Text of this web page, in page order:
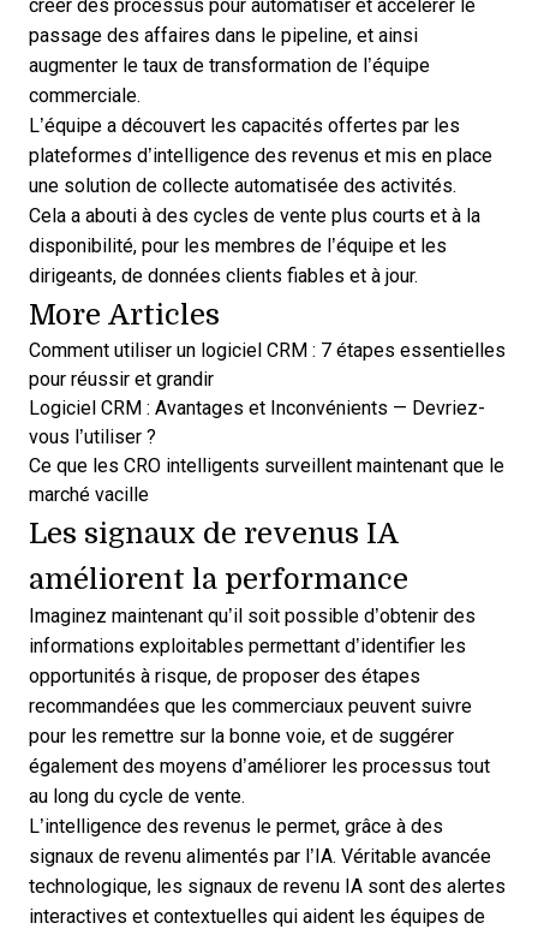
créer des processus pour automatiser et accélérer le
passage des affaires dans le pipeline, et ainsi
augmenter le taux de transformation de l’équipe
commerciale.
L’équipe a découvert les capacités offertes par les
plateformes d’intelligence des revenus et mis en place
une solution de collecte automatisée des activités.
Cela a abouti à des cycles de vente plus courts et à la
disponibilité, pour les membres de l’équipe et les
dirigeants, de données clients fiables et à jour.
More Articles
Comment utiliser un logiciel CRM : 7 étapes essentielles
pour réussir et grandir
Logiciel CRM : Avantages et Inconvénients — Devriez-
vous l’utiliser ?
Ce que les CRO intelligents surveillent maintenant que le
marché vacille
Les signaux de revenus IA
améliorent la performance
Imaginez maintenant qu’il soit possible d’obtenir des
informations exploitables permettant d’identifier les
opportunités à risque, de proposer des étapes
recommandées que les commerciaux peuvent suivre
pour les remettre sur la bonne voie, et de suggérer
également des moyens d’améliorer les processus tout
au long du cycle de vente.
L’intelligence des revenus le permet, grâce à des
signaux de revenu alimentés par l’IA. Véritable avancée
technologique, les signaux de revenu IA sont des alertes
interactives et contextuelles qui aident les équipes de